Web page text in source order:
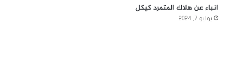
انباء عن هلاك المتمرد كيكل
يوليو 7, 2024